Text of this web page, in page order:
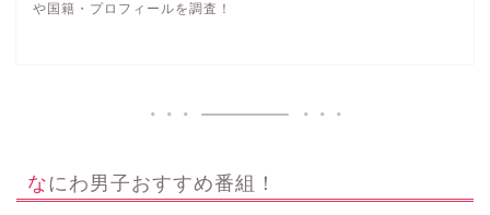
や国籍・プロフィールを調査！
なにわ男子おすすめ番組！